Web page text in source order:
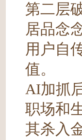
第二层
居品念
用户自
值。
AI加抓
职场和
其杀入